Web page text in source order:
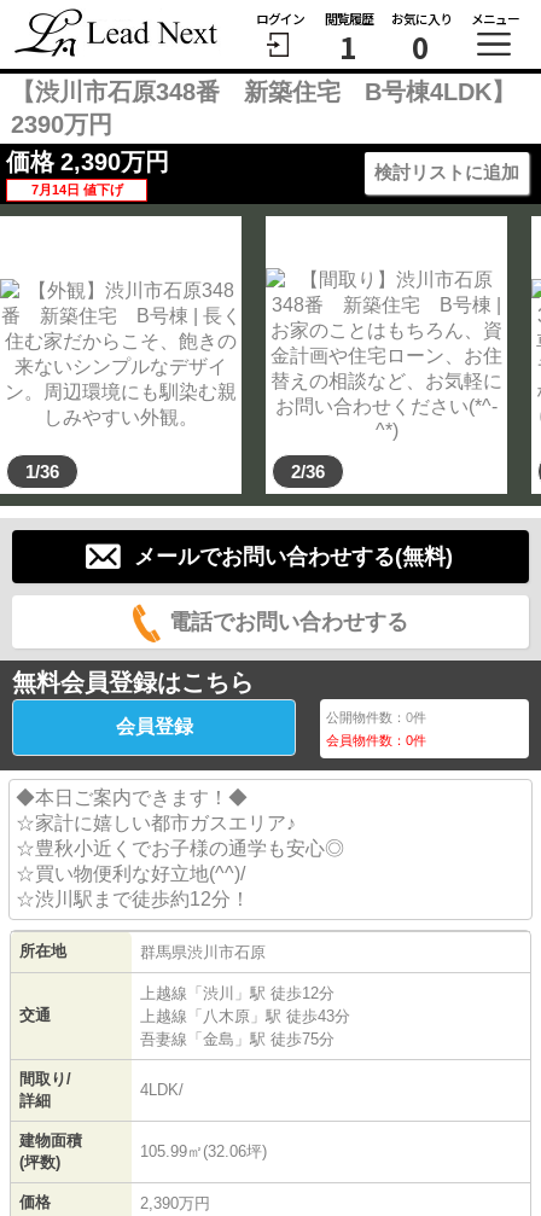
ログイン 閲覧履歴
1
お気に入り
0
メニュー
【渋川市石原348番 新築住宅 B号棟4LDK】
2390万円
価格 2,390万円
7月14日 値下げ
検討リストに追加
1/36 2/36
メールでお問い合わせする(無料)
電話でお問い合わせする
無料会員登録はこちら
会員登録 公開物件数：0件
会員物件数：0件
◆本日ご案内できます！◆
☆家計に嬉しい都市ガスエリア♪
☆豊秋小近くでお子様の通学も安心◎
☆買い物便利な好立地(^^)/
☆渋川駅まで徒歩約12分！
所在地 群馬県渋川市石原
交通
上越線 「 渋川 」駅 徒歩12分
上越線 「 八木原 」駅 徒歩43分
吾妻線 「 金島 」駅 徒歩75分
間取り/
詳細
4LDK/
建物面積
(坪数)
105.99㎡(32.06坪)
価格 2,390万円